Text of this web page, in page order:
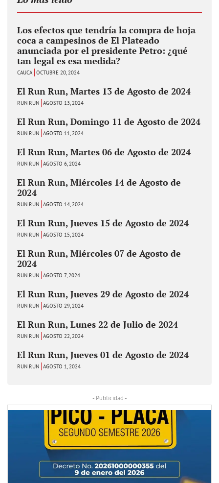
Los efectos que tendría la compra de hoja
coca a campesinos de El Plateado
anunciada por el presidente Petro: ¿qué
tan legal es esa medida?
CAUCA OCTUBRE 20, 2024
El Run Run, Martes 13 de Agosto de 2024
RUN RUN AGOSTO 13, 2024
El Run Run, Domingo 11 de Agosto de 2024
RUN RUN AGOSTO 11, 2024
El Run Run, Martes 06 de Agosto de 2024
RUN RUN AGOSTO 6, 2024
El Run Run, Miércoles 14 de Agosto de
2024
RUN RUN AGOSTO 14, 2024
El Run Run, Jueves 15 de Agosto de 2024
RUN RUN AGOSTO 15, 2024
El Run Run, Miércoles 07 de Agosto de
2024
RUN RUN AGOSTO 7, 2024
El Run Run, Jueves 29 de Agosto de 2024
RUN RUN AGOSTO 29, 2024
El Run Run, Lunes 22 de Julio de 2024
RUN RUN AGOSTO 22, 2024
El Run Run, Jueves 01 de Agosto de 2024
RUN RUN AGOSTO 1, 2024
- Publicidad -